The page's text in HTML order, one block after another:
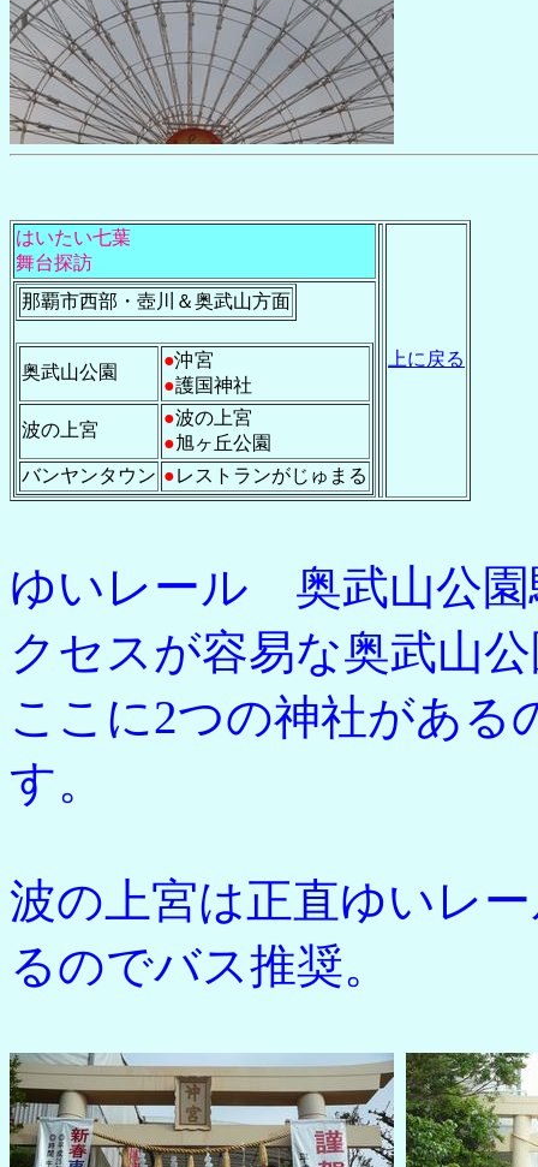
はいたい七葉
舞台探訪
上に戻る
那覇市西部・壺川＆奥武山方面
奥武山公園
●沖宮
●護国神社
波の上宮
●波の上宮
●旭ヶ丘公園
バンヤンタウン ●レストランがじゅまる
ゆいレール 奥武山公園
クセスが容易な奥武山
ここに2つの神社がある
す。
波の上宮は正直ゆいレ
るのでバス推奨。